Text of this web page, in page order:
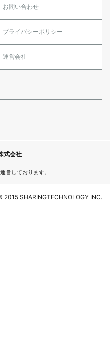
お問い合わせ
プライバシーポリシー
運営会社
式会社
営しております。
2015 SHARINGTECHNOLOGY INC.